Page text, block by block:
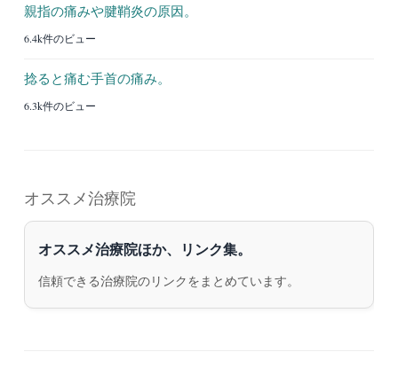
親指の痛みや腱鞘炎の原因。
6.4k件のビュー
捻ると痛む手首の痛み。
6.3k件のビュー
オススメ治療院
オススメ治療院ほか、リンク集。
信頼できる治療院のリンクをまとめています。